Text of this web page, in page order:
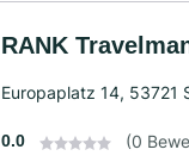
RANK
Europaplatz 14, 53721
0.0 (0